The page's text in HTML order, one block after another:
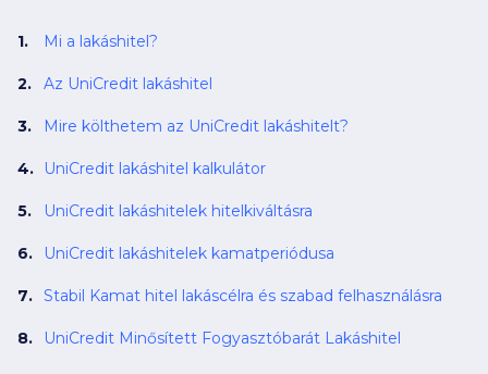
Mi a lakáshitel?
Az UniCredit lakáshitel
Mire költhetem az UniCredit lakáshitelt?
UniCredit lakáshitel kalkulátor
UniCredit lakáshitelek hitelkiváltásra
UniCredit lakáshitelek kamatperiódusa
Stabil Kamat hitel lakáscélra és szabad felhasználásra
UniCredit Minősített Fogyasztóbarát Lakáshitel